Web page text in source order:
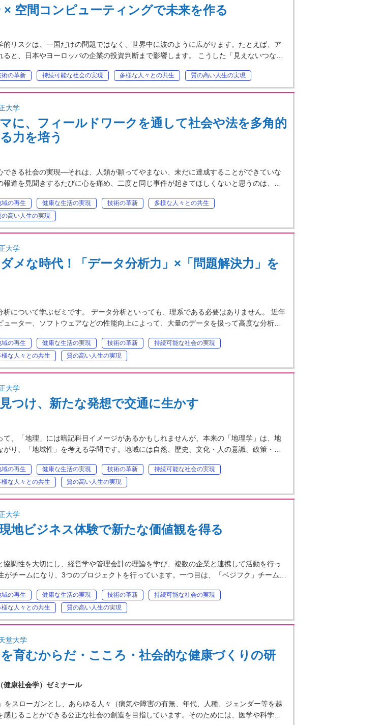
× 空間コンピューティングで未来を作る
的リスクは、一国だけの問題ではなく、世界中に波のように広がります。たとえば、ア
ると、日本やヨーロッパの企業の投資判断まで影響します。 こうした「見えないつな…
術の革新 持続可能な社会の実現 多様な人々との共生 質の高い人生の実現
大学
に、フィールドワークを通して社会や法を多角的
力を培う
できる社会の実現―それは、人類が願ってやまない、未だに達成することができていな
報道を見聞きするたびに心を痛め、二度と同じ事件が起きてほしくないと思うのは、…
域の再生 健康な生活の実現 技術の革新
多様な人々との共生
の高い人生の実現
大学
メな時代！「データ分析力」×「問題解決力」を
析について学ぶゼミです。 データ分析といっても、理系である必要はありません。 近年
ューター、ソフトウェアなどの性能向上によって、大量のデータを扱って高度な分析…
域の再生 健康な生活の実現 技術の革新
持続可能な社会の実現
様な人々との共生
質の高い人生の実現
大学
つけ、新たな発想で交通に生かす
、「地理」には暗記科目イメージがあるかもしれませんが、本来の「地理学」は、地
がり、「地域性」を考える学問です。地域には自然、歴史、文化・人の意識、政策・…
域の再生 健康な生活の実現 技術の革新
持続可能な社会の実現
様な人々との共生
質の高い人生の実現
大学
地ビジネス体験で新たな価値観を得る
協調性を大切にし、経営学や管理会計の理論を学び、複数の企業と連携して活動を行っ
がチームになり、3つのプロジェクトを行っています。一つ目は、「ベジフク」チーム…
域の再生 健康な生活の実現 技術の革新
持続可能な社会の実現
様な人々との共生
質の高い人生の実現
堂大学
育むからだ・こころ・社会的な健康づくりの研
健康社会学）ゼミナール
をスローガンとし、あらゆる人々（病気や障害の有無、年代、人種、ジェンダー等を越
感じることができる公正な社会の創造を目指しています。そのためには、医学や科学…